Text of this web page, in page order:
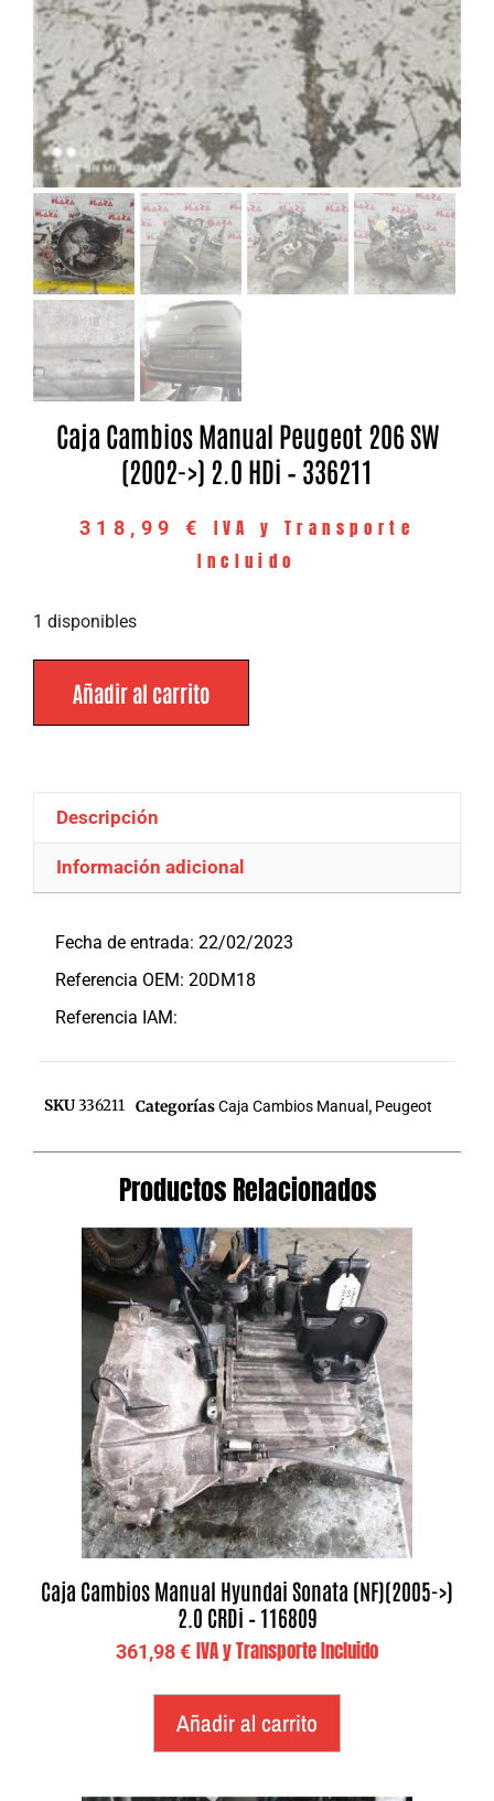
Caja Cambios Manual Peugeot 206 SW
(2002->) 2.0 HDi – 336211
318,99 €
IVA y Transporte
Incluido
1 disponibles
Añadir al carrito
Descripción
Información adicional
Fecha de entrada: 22/02/2023
Referencia OEM: 20DM18
Referencia IAM:
SKU336211 CategoríasCaja Cambios Manual , Peugeot
Productos Relacionados
Caja Cambios Manual Hyundai Sonata (NF)(2005->)
2.0 CRDi – 116809
361,98€ IVA y Transporte Incluido
Añadir al carrito